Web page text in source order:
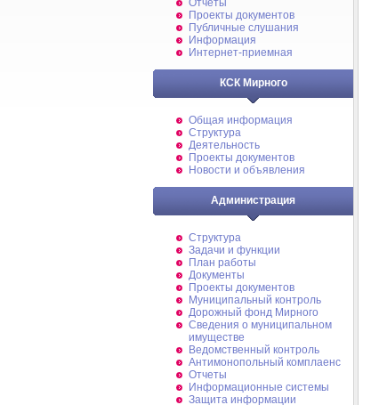
Отчеты
Проекты документов
Публичные слушания
Информация
Интернет-приемная
КСК Мирного
Общая информация
Структура
Деятельность
Проекты документов
Новости и объявления
Администрация
Структура
Задачи и функции
План работы
Документы
Проекты документов
Муниципальный контроль
Дорожный фонд Мирного
Cведения о муниципальном
имуществе
Ведомственный контроль
Антимонопольный комплаенс
Отчеты
Информационные системы
Защита информации